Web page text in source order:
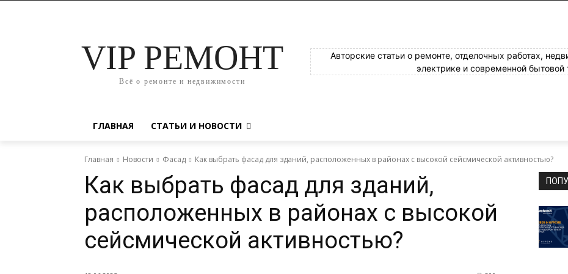
VIP РЕМОНТ
Всё о ремонте и недвижимости
Авторские статьи о ремонте, отделочных работах,
электрике и современной бытовой
ГЛАВНАЯ СТАТЬИ И НОВОСТИ
Главная Новости Фасад Как выбрать фасад для зданий, расположенных в районах с высокой сейсмической активностью?
Как выбрать фасад для зданий,
расположенных в районах с высокой
сейсмической активностью?